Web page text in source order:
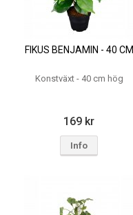
FIKUS BENJAMIN - 40 CM
Konstväxt - 40 cm hög
169 kr
Info